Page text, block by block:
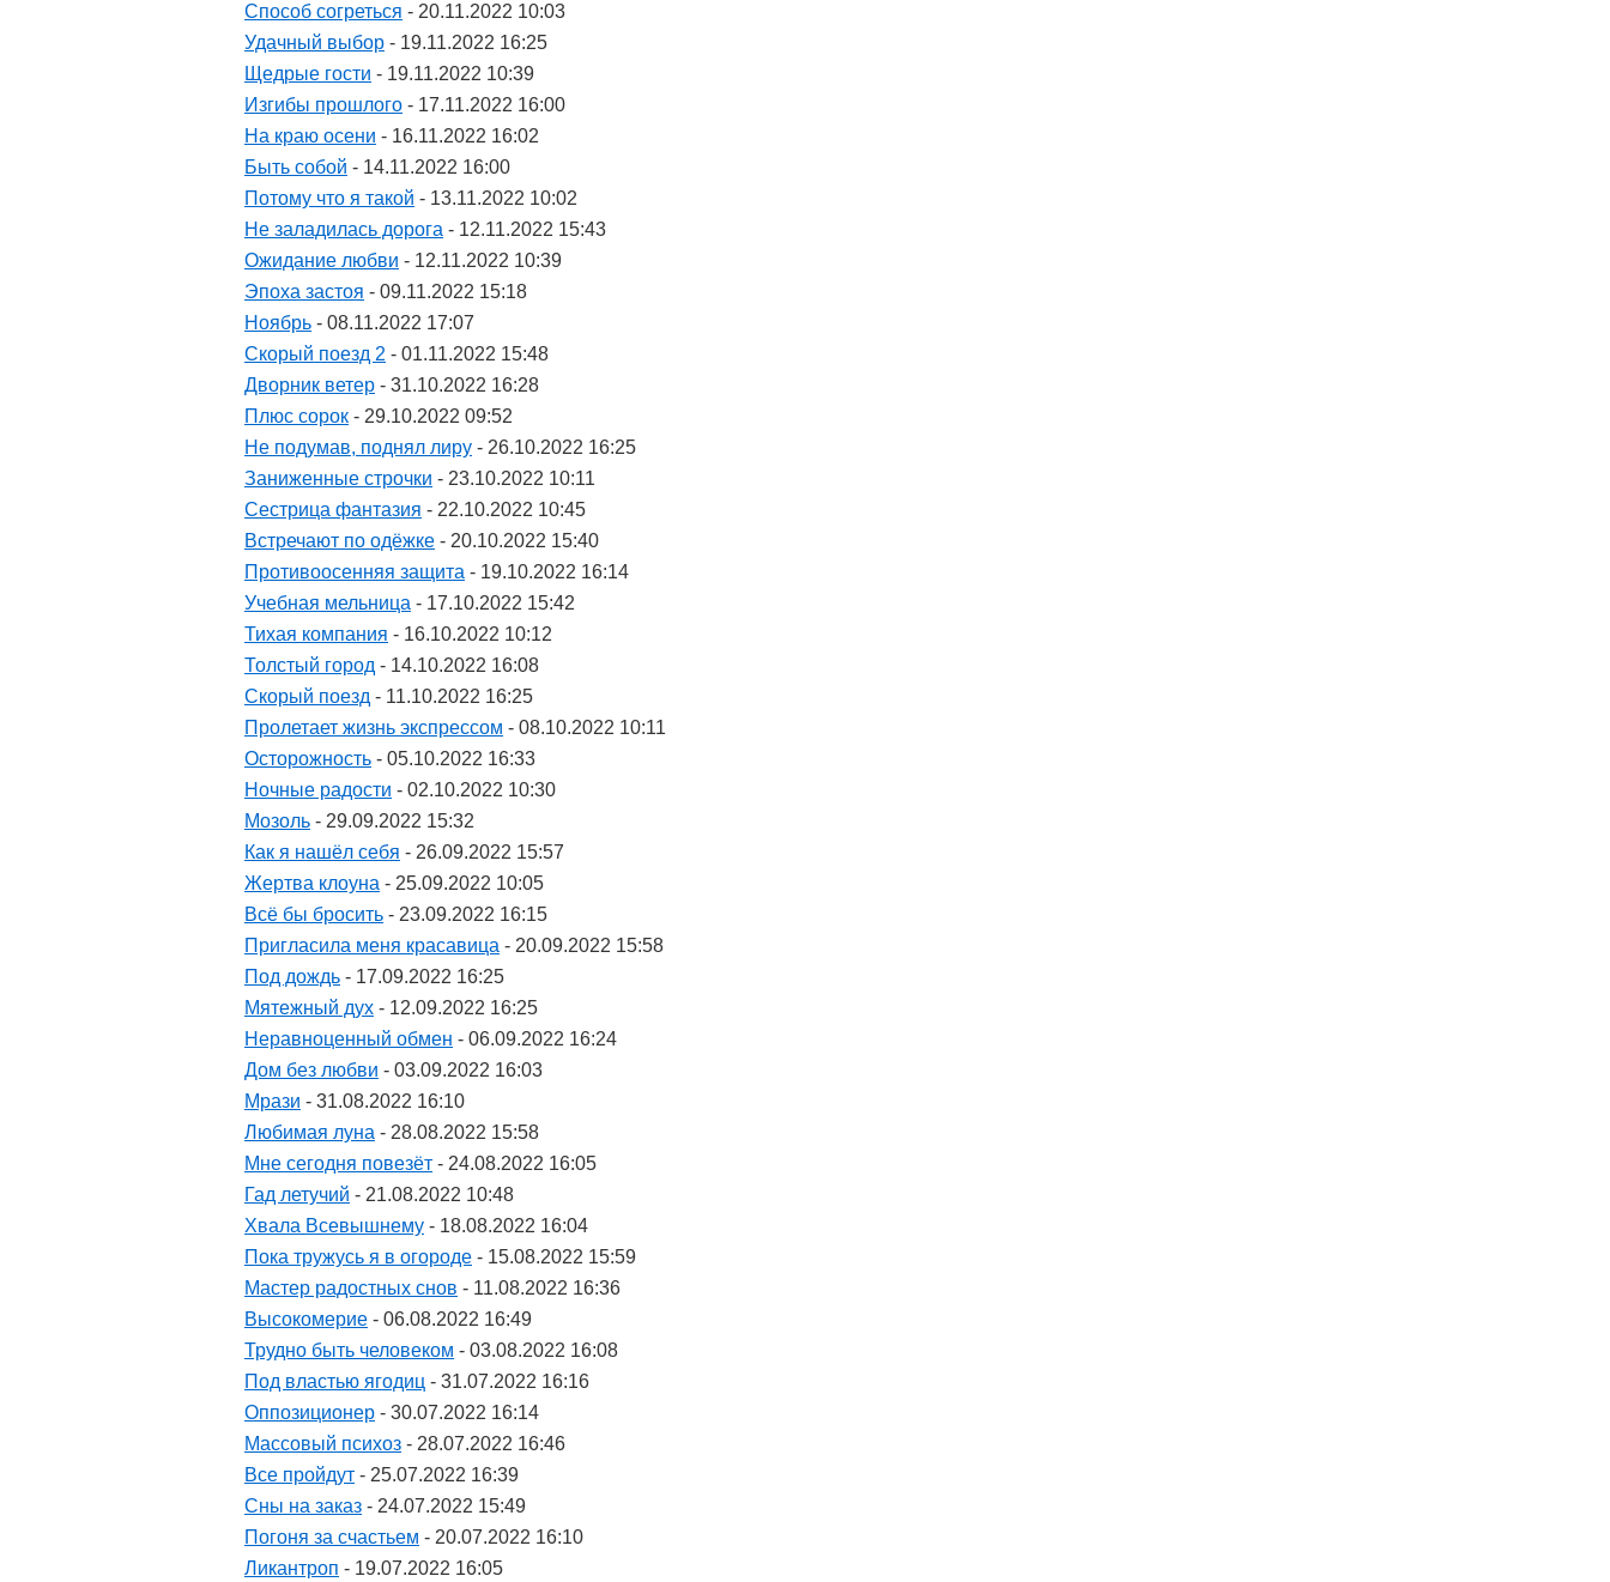
Способ согреться - 20.11.2022 10:03
Удачный выбор - 19.11.2022 16:25
Щедрые гости - 19.11.2022 10:39
Изгибы прошлого - 17.11.2022 16:00
На краю осени - 16.11.2022 16:02
Быть собой - 14.11.2022 16:00
Потому что я такой - 13.11.2022 10:02
Не заладилась дорога - 12.11.2022 15:43
Ожидание любви - 12.11.2022 10:39
Эпоха застоя - 09.11.2022 15:18
Ноябрь - 08.11.2022 17:07
Скорый поезд 2 - 01.11.2022 15:48
Дворник ветер - 31.10.2022 16:28
Плюс сорок - 29.10.2022 09:52
Не подумав, поднял лиру - 26.10.2022 16:25
Заниженные строчки - 23.10.2022 10:11
Сестрица фантазия - 22.10.2022 10:45
Встречают по одёжке - 20.10.2022 15:40
Противоосенняя защита - 19.10.2022 16:14
Учебная мельница - 17.10.2022 15:42
Тихая компания - 16.10.2022 10:12
Толстый город - 14.10.2022 16:08
Скорый поезд - 11.10.2022 16:25
Пролетает жизнь экспрессом - 08.10.2022 10:11
Осторожность - 05.10.2022 16:33
Ночные радости - 02.10.2022 10:30
Мозоль - 29.09.2022 15:32
Как я нашёл себя - 26.09.2022 15:57
Жертва клоуна - 25.09.2022 10:05
Всё бы бросить - 23.09.2022 16:15
Пригласила меня красавица - 20.09.2022 15:58
Под дождь - 17.09.2022 16:25
Мятежный дух - 12.09.2022 16:25
Неравноценный обмен - 06.09.2022 16:24
Дом без любви - 03.09.2022 16:03
Мрази - 31.08.2022 16:10
Любимая луна - 28.08.2022 15:58
Мне сегодня повезёт - 24.08.2022 16:05
Гад летучий - 21.08.2022 10:48
Хвала Всевышнему - 18.08.2022 16:04
Пока тружусь я в огороде - 15.08.2022 15:59
Мастер радостных снов - 11.08.2022 16:36
Высокомерие - 06.08.2022 16:49
Трудно быть человеком - 03.08.2022 16:08
Под властью ягодиц - 31.07.2022 16:16
Оппозиционер - 30.07.2022 16:14
Массовый психоз - 28.07.2022 16:46
Все пройдут - 25.07.2022 16:39
Сны на заказ - 24.07.2022 15:49
Погоня за счастьем - 20.07.2022 16:10
Ликантроп - 19.07.2022 16:05